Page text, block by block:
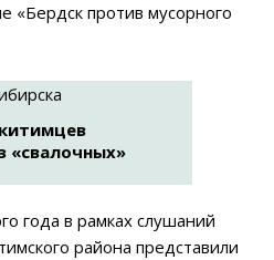
«Бердск против мусорного
«свалочных»
года в рамках слушаний
района представили